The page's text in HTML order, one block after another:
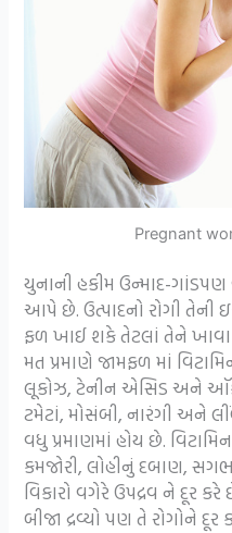
Pregnant
યુનાની હકીમ ઉન્માદ-
આપે છે. ઉત્પાદનો રોગી તેની
ફળ ખાઈ શકે તેટલાં તેને
મત પ્રમાણે જામફળ માં
લૂકોઝ, ટેનીન એસિડ અને
ટમેટાં, મોસંબી, નારંગી અને
વધુ પ્રમાણમાં હોય છે. વિટામિન
કમજોરી, લોહીનું દબાણ,
વિકારો વગેરે ઉપદ્રવ ને દૂર કરે
બીજા દ્રવ્યો પણ તે રોગોને દૂર